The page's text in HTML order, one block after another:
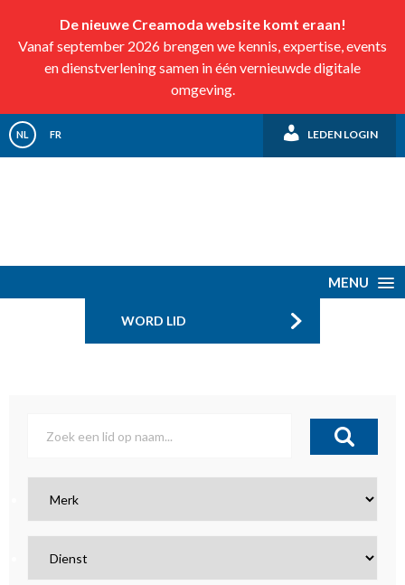
De nieuwe Creamoda website komt eraan!
Vanaf september 2026 brengen we kennis, expertise, events
en dienstverlening samen in één vernieuwde digitale
omgeving.
NL FR LEDEN LOGIN
MENU
WORD LID